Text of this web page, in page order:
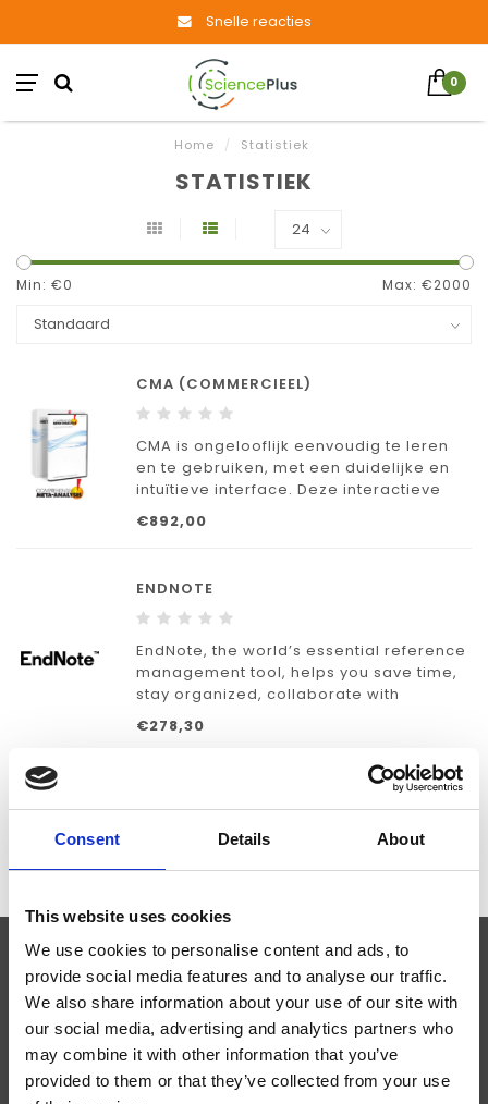
Consent Details About
This website uses cookies
We use cookies to personalise content and ads, to
provide social media features and to analyse our traffic.
We also share information about your use of our site with
our social media, advertising and analytics partners who
may combine it with other information that you’ve
provided to them or that they’ve collected from your use
Snelle reacties
0
Home / Statistiek
STATISTIEK
Min: €0 Max: €2000
CMA (COMMERCIEEL)
CMA is ongelooflijk eenvoudig te leren
en te gebruiken, met een duidelijke en
intuïtieve interface. Deze interactieve
gids neemt u mee door alle stappen in
de analyse, zodat nieuwe gebruikers
€892,00
ENDNOTE
EndNote, the world’s essential reference
management tool, helps you save time,
stay organized, collaborate with
colleagues, and ultimately, get
published. So, you can focus on what
€278,30
ABONNEER JE OP ONZE NIEUWSBRIEF